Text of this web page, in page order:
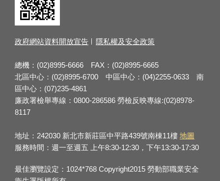
政府網站資料開放宣告 隱私權及安全政策
總機：(02)8995-6666 FAX：(02)8995-6665
北區中心：(02)8995-6700 中區中心：(04)2255-0633 南
區中心：(07)235-4861
廉政署檢舉專線：0800-286586 勞檢反映專線:(02)8978-
8117
地址：242030 新北市新莊區中平路439號南棟11樓 地圖
服務時間：週一至週五 上午8:30-12:30，下午13:30-17:30
最佳瀏覽設定：1024*768 Copyright2015 勞動部職業安全